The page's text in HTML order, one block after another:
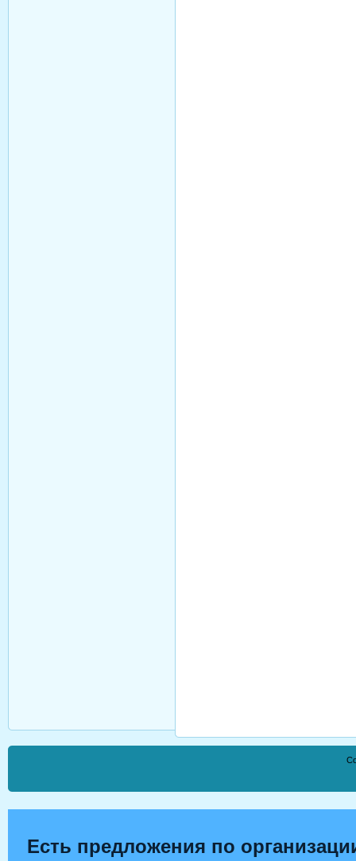
Есть предложения по